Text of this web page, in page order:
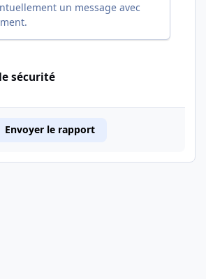
un message avec
sécurité
Envoyer le rapport